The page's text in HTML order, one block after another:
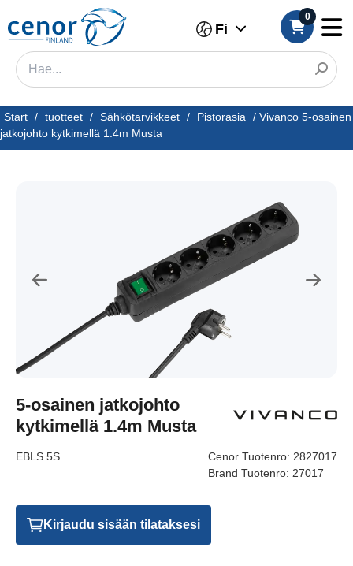
Fi
0
Start / tuotteet / Sähkötarvikkeet / Pistorasia / Vivanco 5-osainen
jatkojohto kytkimellä 1.4m Musta
5-osainen jatkojohto
kytkimellä 1.4m Musta
EBLS 5S Cenor Tuotenro: 2827017
Brand Tuotenro: 27017
Kirjaudu sisään tilataksesi